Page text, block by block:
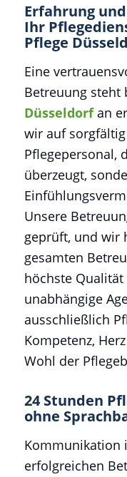
Erfahrung
Ihr
Pflege
Eine
Betreuung steht
Düsseldorfan
wir auf
Pflegepersonal,
überzeugt,
Unsere
geprüft, und wir
gesamten
höchste
unabhängige
ausschließlich
Kompetenz,
Wohl der
24 Stunden
ohne
Kommunikation
erfolgreichen